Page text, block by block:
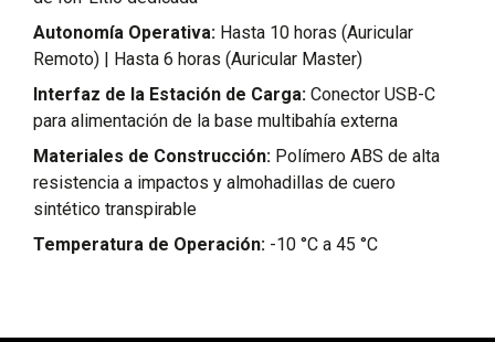
Autonomía Operativa: Hasta 10 horas (Auricular
Remoto) | Hasta 6 horas (Auricular Master)
Interfaz de la Estación de Carga: Conector USB-C
para alimentación de la base multibahía externa
Materiales de Construcción: Polímero ABS de alta
resistencia a impactos y almohadillas de cuero
sintético transpirable
Temperatura de Operación: -10 °C a 45 °C